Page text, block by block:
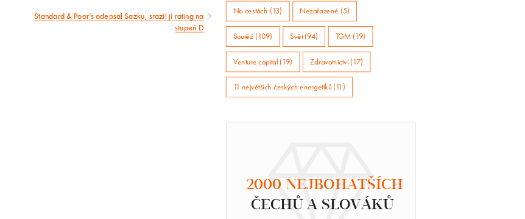
Následující
Standard & Poor’s odepsal Sazku, srazil jí rating na
stupeň D
Na cestách (13) Nezařazené (5)
Soutěž (109) Svět (94) TGM (19)
Venture capital (19) Zdravotnictví (17)
11 největších českých energetiků (11)
2000 NEJBOHATŠÍCH
ČECHŮ A SLOVÁKŮ